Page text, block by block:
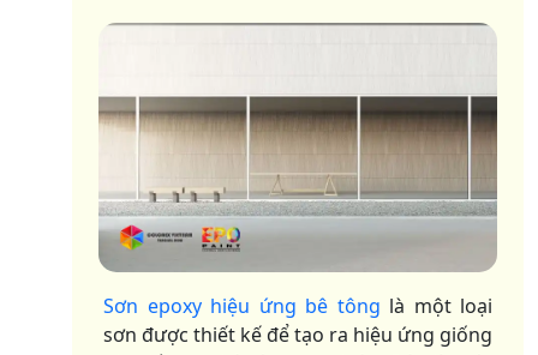
Sơn epoxy hiệu ứng bê tông là một loại
sơn được thiết kế để tạo ra hiệu ứng giống